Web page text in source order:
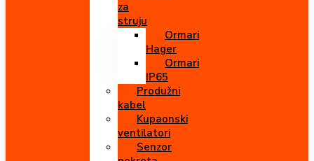
za
struju
Ormari
Hager
Ormari
IP65
Produžni
kabel
Kupaonski
ventilatori
Senzor